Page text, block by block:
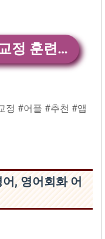
Sparrow 영어 발음 교정 훈련 앱 다운
정 #어플 #추천 #앱
, 영어회화 어